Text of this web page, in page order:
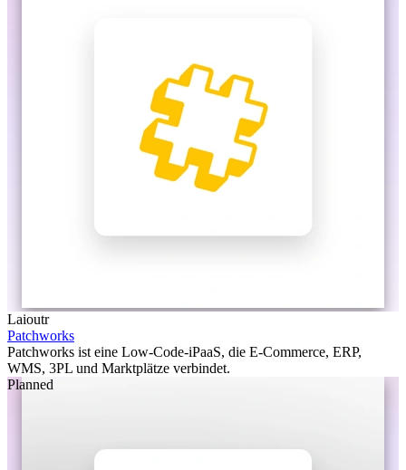
Laioutr
Patchworks
Patchworks ist eine Low-Code-iPaaS, die E-Commerce, ERP,
WMS, 3PL und Marktplätze verbindet.
Planned